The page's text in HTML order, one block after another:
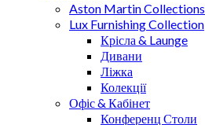
Aston Martin Collections
Lux Furnishing Collection
Крісла & Launge
Дивани
Ліжка
Колекції
Офіс & Кабінет
Конференц Столи